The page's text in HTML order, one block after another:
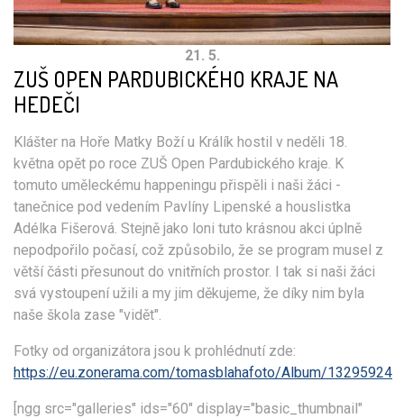
21. 5.
ZUŠ OPEN PARDUBICKÉHO KRAJE NA
HEDEČI
Klášter na Hoře Matky Boží u Králík hostil v neděli 18.
května opět po roce ZUŠ Open Pardubického kraje. K
tomuto uměleckému happeningu přispěli i naši žáci -
tanečnice pod vedením Pavlíny Lipenské a houslistka
Adélka Fišerová. Stejně jako loni tuto krásnou akci úplně
nepodpořilo počasí, což způsobilo, že se program musel z
větší části přesunout do vnitřních prostor. I tak si naši žáci
svá vystoupení užili a my jim děkujeme, že díky nim byla
naše škola zase "vidět".
Fotky od organizátora jsou k prohlédnutí zde:
https://eu.zonerama.com/tomasblahafoto/Album/13295924
[ngg src="galleries" ids="60" display="basic_thumbnail"